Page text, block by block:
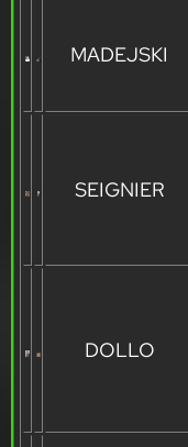
MADEJSKI
SEIGNIER
DOLLO